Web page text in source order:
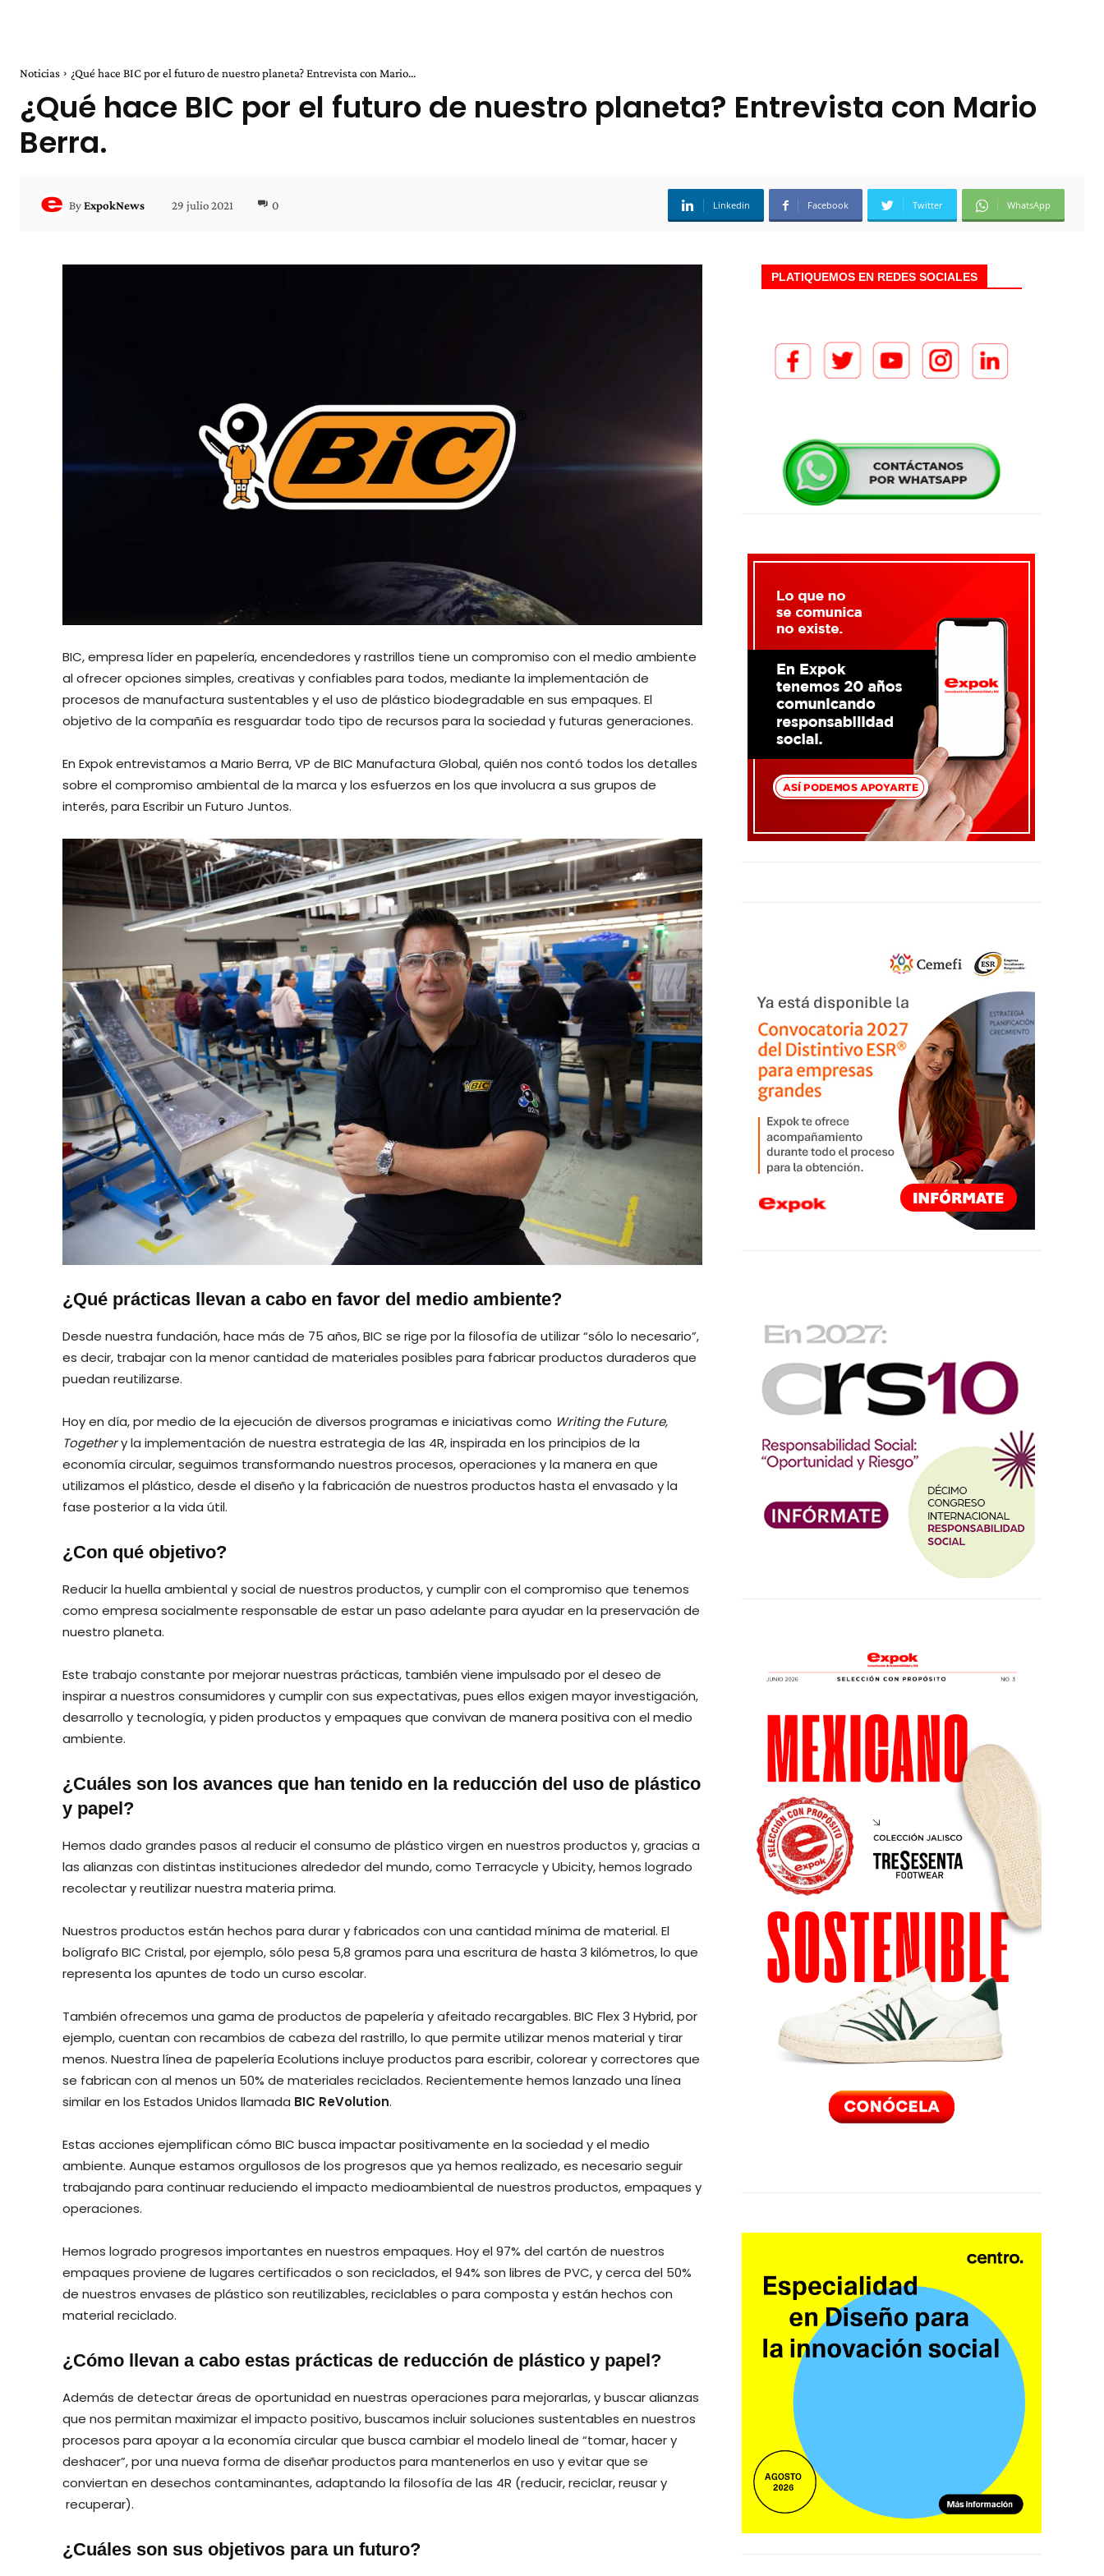
Noticias ¿Qué hace BIC por el futuro de nuestro planeta? Entrevista con Mario...
¿Qué hace BIC por el futuro de nuestro planeta? Entrevista con Mario
Berra.
ByExpokNews 29 julio 2021 0 Linkedin Facebook Twitter WhatsApp
BIC, empresa líder en papelería, encendedores y rastrillos tiene un compromiso con el medio ambiente
al ofrecer opciones simples, creativas y confiables para todos, mediante la implementación de
procesos de manufactura sustentables y el uso de plástico biodegradable en sus empaques. El
objetivo de la compañía es resguardar todo tipo de recursos para la sociedad y futuras generaciones.
En Expok entrevistamos a Mario Berra, VP de BIC Manufactura Global, quién nos contó todos los detalles
sobre el compromiso ambiental de la marca y los esfuerzos en los que involucra a sus grupos de
interés, para Escribir un Futuro Juntos.
¿Qué prácticas llevan a cabo en favor del medio ambiente?
Desde nuestra fundación, hace más de 75 años, BIC se rige por la filosofía de utilizar “sólo lo necesario”,
es decir, trabajar con la menor cantidad de materiales posibles para fabricar productos duraderos que
puedan reutilizarse.
Hoy en día, por medio de la ejecución de diversos programas e iniciativas como Writing the Future,
Togethery la implementación de nuestra estrategia de las 4R, inspirada en los principios de la
economía circular, seguimos transformando nuestros procesos, operaciones y la manera en que
utilizamos el plástico, desde el diseño y la fabricación de nuestros productos hasta el envasado y la
fase posterior a la vida útil.
¿Con qué objetivo?
Reducir la huella ambiental y social de nuestros productos, y cumplir con el compromiso que tenemos
como empresa socialmente responsable de estar un paso adelante para ayudar en la preservación de
nuestro planeta.
Este trabajo constante por mejorar nuestras prácticas, también viene impulsado por el deseo de
inspirar a nuestros consumidores y cumplir con sus expectativas, pues ellos exigen mayor investigación,
desarrollo y tecnología, y piden productos y empaques que convivan de manera positiva con el medio
ambiente.
¿Cuáles son los avances que han tenido en la reducción del uso de plástico
y papel?
Hemos dado grandes pasos al reducir el consumo de plástico virgen en nuestros productos y, gracias a
las alianzas con distintas instituciones alrededor del mundo, como Terracycle y Ubicity, hemos logrado
recolectar y reutilizar nuestra materia prima.
Nuestros productos están hechos para durar y fabricados con una cantidad mínima de material. El
bolígrafo BIC Cristal, por ejemplo, sólo pesa 5,8 gramos para una escritura de hasta 3 kilómetros, lo que
representa los apuntes de todo un curso escolar.
También ofrecemos una gama de productos de papelería y afeitado recargables. BIC Flex 3 Hybrid, por
ejemplo, cuentan con recambios de cabeza del rastrillo, lo que permite utilizar menos material y tirar
menos. Nuestra línea de papelería Ecolutions incluye productos para escribir, colorear y correctores que
se fabrican con al menos un 50% de materiales reciclados. Recientemente hemos lanzado una línea
similar en los Estados Unidos llamada BIC ReVolution.
Estas acciones ejemplifican cómo BIC busca impactar positivamente en la sociedad y el medio
ambiente. Aunque estamos orgullosos de los progresos que ya hemos realizado, es necesario seguir
trabajando para continuar reduciendo el impacto medioambiental de nuestros productos, empaques y
operaciones.
Hemos logrado progresos importantes en nuestros empaques. Hoy el 97% del cartón de nuestros
empaques proviene de lugares certificados o son reciclados, el 94% son libres de PVC, y cerca del 50%
de nuestros envases de plástico son reutilizables, reciclables o para composta y están hechos con
material reciclado.
¿Cómo llevan a cabo estas prácticas de reducción de plástico y papel?
Además de detectar áreas de oportunidad en nuestras operaciones para mejorarlas, y buscar alianzas
que nos permitan maximizar el impacto positivo, buscamos incluir soluciones sustentables en nuestros
procesos para apoyar a la economía circular que busca cambiar el modelo lineal de “tomar, hacer y
deshacer”, por una nueva forma de diseñar productos para mantenerlos en uso y evitar que se
conviertan en desechos contaminantes, adaptando la filosofía de las 4R (reducir, reciclar, reusar y
recuperar).
¿Cuáles son sus objetivos para un futuro?
PLATIQUEMOS EN REDES SOCIALES